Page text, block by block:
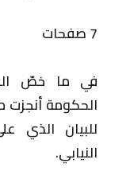
7 صفحات
في ما خصّ
الحكومة أنجزت
للبيان الذي
النيابي.